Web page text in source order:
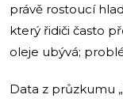
právě rostoucí
který řidiči často
oleje ubývá;
Data z průzkumu